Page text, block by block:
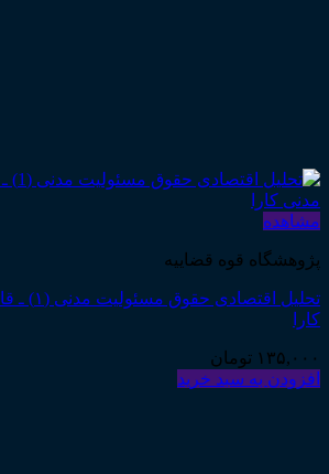
مشاهده
پژوهشگاه قوه قضاییه
تحلیل
کارا
۱۳۵,۰۰۰ تومان
افزودن به سبد خرید